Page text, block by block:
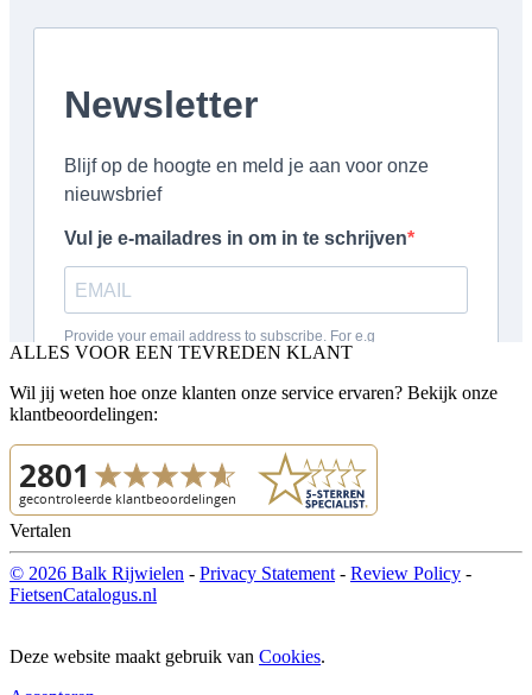
ALLES VOOR EEN TEVREDEN KLANT
Wil jij weten hoe onze klanten onze service ervaren? Bekijk onze
klantbeoordelingen:
Vertalen
© 2026 Balk Rijwielen - Privacy Statement - Review Policy -
FietsenCatalogus.nl
Deze website maakt gebruik van Cookies.